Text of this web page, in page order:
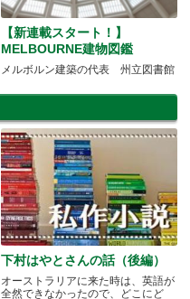
【新連載スタート！】
MELBOURNE建物図鑑
メルボルン建築の代表 州立図書館
下村はやとさんの話（後編）
オーストラリアに来た時は、英語が
全然できなかったので、どこにど